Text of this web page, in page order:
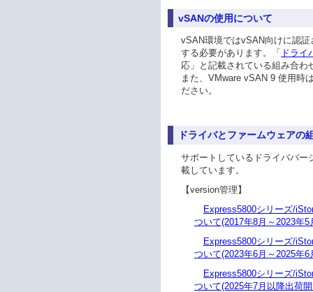
vSANの使用について
vSAN環境ではvSAN向けに認
する必要があります。「
ドラ
応」と記載されている組み合
また、VMware vSAN 9 使用時
ださい。
ドライバとファームウェアの
サポートしているドライババー
載しています。
【version管理】
Express5800シリーズ/
ついて(2017年8月～2023年5
Express5800シリーズ/
ついて(2023年6月～2025年6
Express5800シリーズ/
ついて(2025年7月以降出荷